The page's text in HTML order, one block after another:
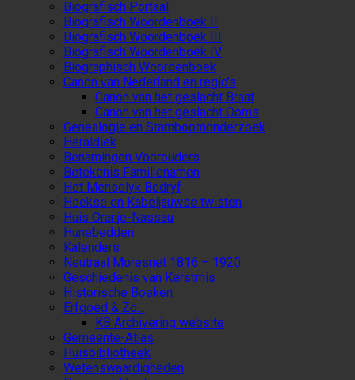
Biografisch Portaal
Biografisch Woordenboek II
Biografisch Woordenboek III
Biografisch Woordenboek IV
Biographisch Woordenboek
Canon van Nederland en regio’s
Canon van het geslacht Braat
Canon van het geslacht Ooms
Genealogie en Stamboomonderzoek
Heraldiek
Benamingen Voorouders
Betekenis Familienamen
Het Menselyk Bedryf
Hoekse en Kabeljauwse twisten
Huis Oranje-Nassau
Hunebedden
Kalenders
Neutraal Moresnet 1816 – 1920
Geschiedenis van Kerstmis
Historische Boeken
Erfgoed & Zo…
KB Archivering website
Gemeente-Atlas
Huisbibliotheek
Wetenswaardigheden